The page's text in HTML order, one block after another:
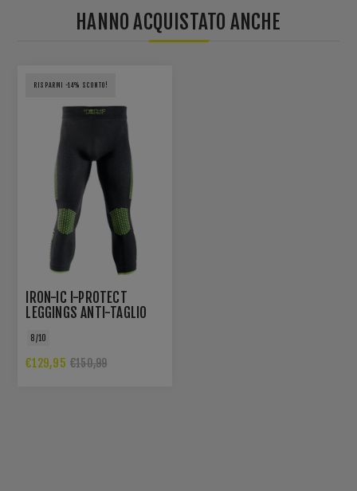
HANNO ACQUISTATO ANCHE
RISPARMI -14% SCONTO!
IRON-IC I-PROTECT
LEGGINGS ANTI-TAGLIO
8/10
€129,95 €150,99